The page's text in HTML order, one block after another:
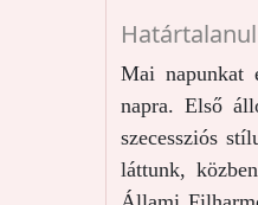
Mai napunkat
napra. Első
szecessziós
láttunk,